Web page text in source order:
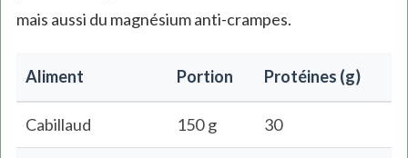
mais aussi du magnésium anti-crampes.
Aliment Portion Protéines (g)
Cabillaud 150 g 30